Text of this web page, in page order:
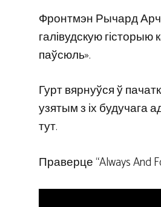
Фронтмэн Рычард
галівудскую
паўсюль».
Гурт вярнуўся ў
узятым з іх будучага
тут.
Праверце “Always And